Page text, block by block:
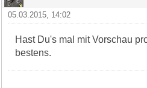
05.03.2015, 14:02
Hast Du's mal mit Vorschau
bestens.